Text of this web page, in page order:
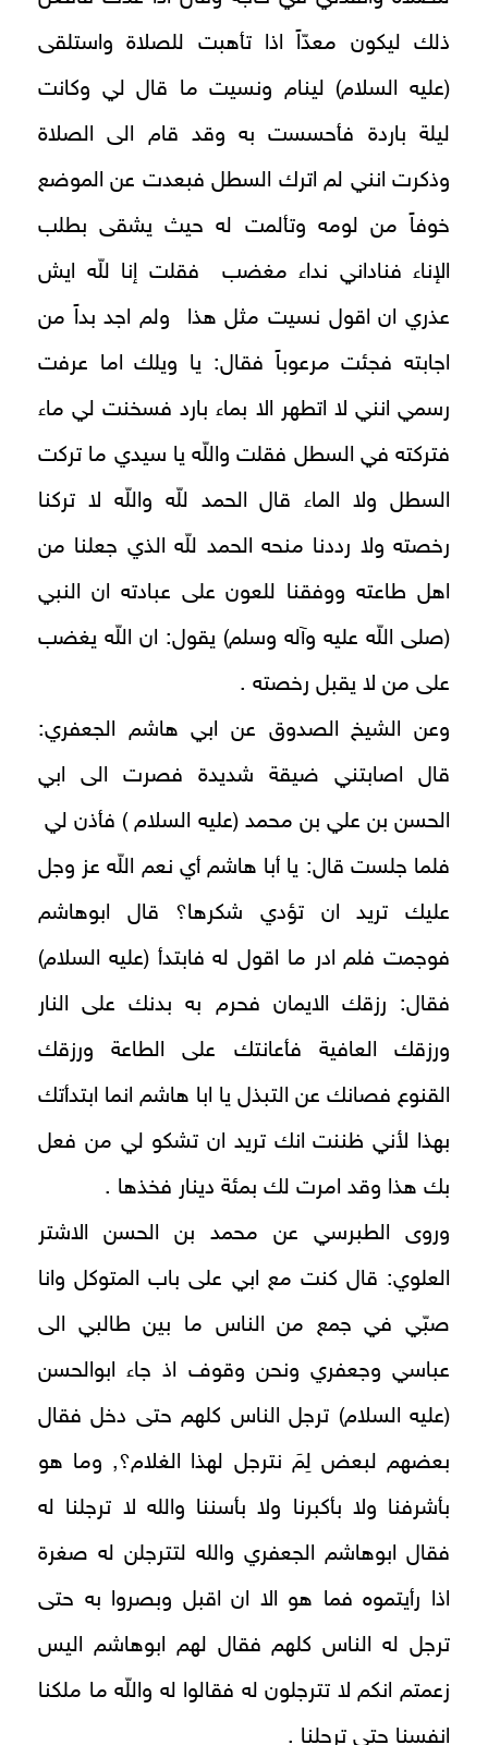
ذلك ليكون معدّاً اذا تأهبت للصلاة واستلقى
(عليه السلام) لينام ونسيت ما قال لي وكانت
ليلة باردة فأحسست به وقد قام الى الصلاة
وذكرت انني لم اترك السطل فبعدت عن الموضع
خوفاً من لومه وتألمت له حيث يشقى بطلب
الإناء فناداني نداء مغضب فقلت إنا للّه ايش
عذري ان اقول نسيت مثل هذا ولم اجد بداً من
اجابته فجئت مرعوباً فقال: يا ويلك اما عرفت
رسمي انني لا اتطهر الا بماء بارد فسخنت لي ماء
فتركته في السطل فقلت واللّه يا سيدي ما تركت
السطل ولا الماء قال الحمد للّه واللّه لا تركنا
رخصته ولا رددنا منحه الحمد للّه الذي جعلنا من
اهل طاعته ووفقنا للعون على عبادته ان النبي
(صلى اللّه عليه وآله وسلم) يقول: ان اللّه يغضب
على من لا يقبل رخصته .
وعن الشيخ الصدوق عن ابي هاشم الجعفري:
قال اصابتني ضيقة شديدة فصرت الى ابي
الحسن بن علي بن محمد (عليه السلام ) فأذن لي
فلما جلست قال: يا أبا هاشم أي نعم اللّه عز وجل
عليك تريد ان تؤدي شكرها؟ قال ابوهاشم
فوجمت فلم ادر ما اقول له فابتدأ (عليه السلام)
فقال: رزقك الايمان فحرم به بدنك على النار
ورزقك العافية فأعانتك على الطاعة ورزقك
القنوع فصانك عن التبذل يا ابا هاشم انما ابتدأتك
بهذا لأني ظننت انك تريد ان تشكو لي من فعل
بك هذا وقد امرت لك بمئة دينار فخذها .
وروى الطبرسي عن محمد بن الحسن الاشتر
العلوي: قال كنت مع ابي على باب المتوكل وانا
صبّي في جمع من الناس ما بين طالبي الى
عباسي وجعفري ونحن وقوف اذ جاء ابوالحسن
(عليه السلام) ترجل الناس كلهم حتى دخل فقال
بعضهم لبعض لِمَ نترجل لهذا الغلام؟, وما هو
بأشرفنا ولا بأكبرنا ولا بأسننا والله لا ترجلنا له
فقال ابوهاشم الجعفري والله لتترجلن له صغرة
اذا رأيتموه فما هو الا ان اقبل وبصروا به حتى
ترجل له الناس كلهم فقال لهم ابوهاشم اليس
زعمتم انكم لا تترجلون له فقالوا له واللّه ما ملكنا
انفسنا حتى ترجلنا .